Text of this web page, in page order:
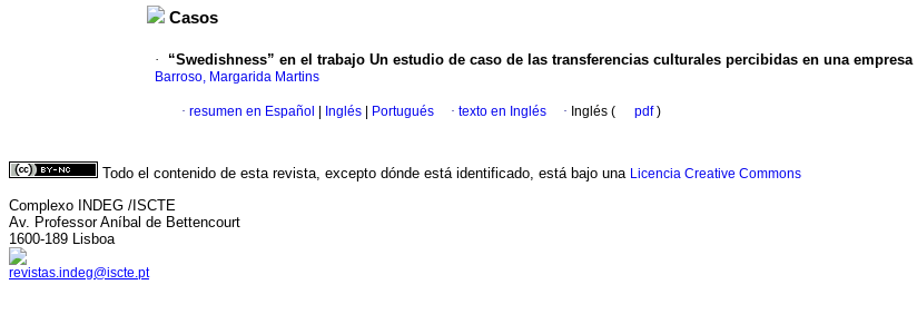
Casos
· “Swedishness” en el trabajo Un estudio de caso de las transferencias culturales percibidas en una
Barroso, Margarida Martins
· resumen en Español Inglés Portugués · texto en Inglés · Inglés ( pdf)
Todo el contenido de esta revista, excepto dónde está identificado, está bajo una Licencia Creative Commons
Complexo INDEG /ISCTE
Av. Professor Aníbal de Bettencourt
1600-189 Lisboa
revistas.indeg@iscte.pt